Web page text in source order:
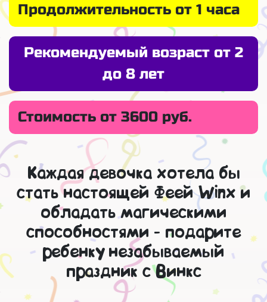
Продолжительность от 1 часа
Рекомендуемый возраст от 2
до 8 лет
Стоимость от 3600 руб.
Каждая девочка хотела бы
стать настоящей Феей Winx и
обладать магическими
способностями - подарите
ребенку незабываемый
праздник с Винкс